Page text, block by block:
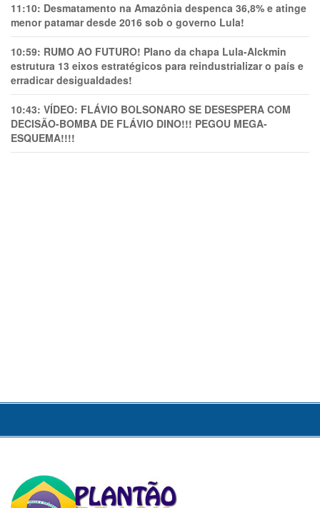
11:10: Desmatamento na Amazônia despenca 36,8% e atinge
menor patamar desde 2016 sob o governo Lula!
10:59: RUMO AO FUTURO! Plano da chapa Lula-Alckmin
estrutura 13 eixos estratégicos para reindustrializar o país e
erradicar desigualdades!
10:43: VÍDEO: FLÁVIO BOLSONARO SE DESESPERA COM
DECISÃO-BOMBA DE FLÁVIO DINO!!! PEGOU MEGA-
ESQUEMA!!!!